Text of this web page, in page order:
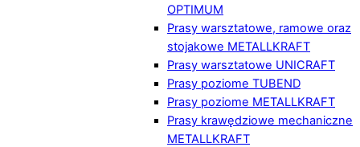
OPTIMUM
Prasy warsztatowe, ramowe oraz
stojakowe METALLKRAFT
Prasy warsztatowe UNICRAFT
Prasy poziome TUBEND
Prasy poziome METALLKRAFT
Prasy krawędziowe mechaniczne
METALLKRAFT